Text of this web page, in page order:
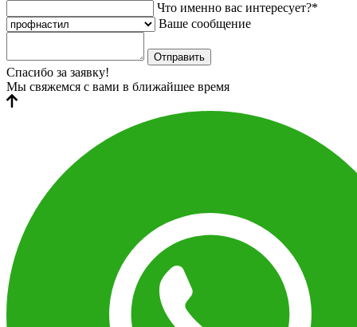
Что именно вас интересует?*
Ваше сообщение
Отправить
Спасибо за заявку!
Мы свяжемся с вами в ближайшее время